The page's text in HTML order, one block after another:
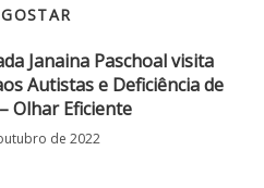
Janaina Paschoal visita
Autistas e Deficiência de
Olhar Eficiente
de 2022